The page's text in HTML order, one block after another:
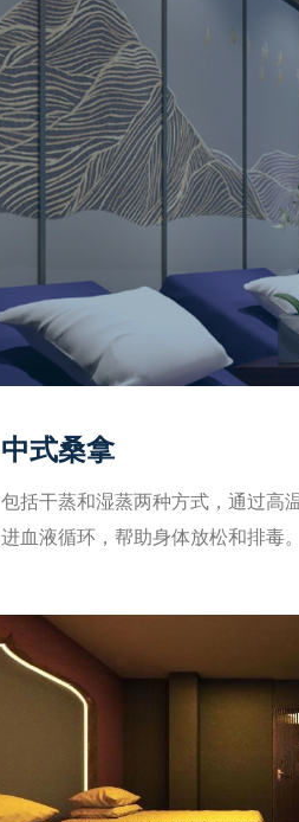
中式桑拿
包括干蒸和湿蒸两种方式，通过高
进血液循环，帮助身体放松和排毒。